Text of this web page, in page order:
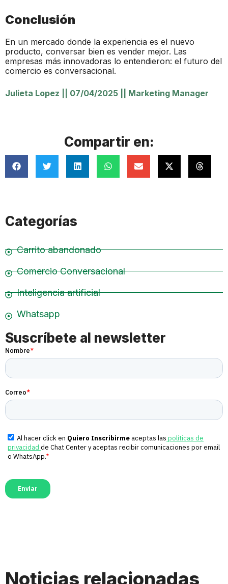
Conclusión
En un mercado donde la experiencia es el nuevo
producto, conversar bien es vender mejor. Las
empresas más innovadoras lo entendieron: el futuro del
comercio es conversacional.
Julieta Lopez 07/04/2025 Marketing Manager
Compartir en:
Categorías
Carrito abandonado
Comercio Conversacional
Inteligencia artificial
Whatsapp
Suscríbete al newsletter
Noticias relacionadas